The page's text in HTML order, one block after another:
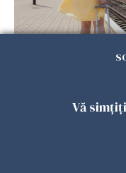
aproape patru
Milano pot
Vă